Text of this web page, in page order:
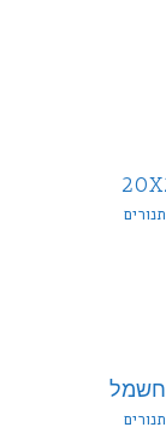
תנורים
תנורים